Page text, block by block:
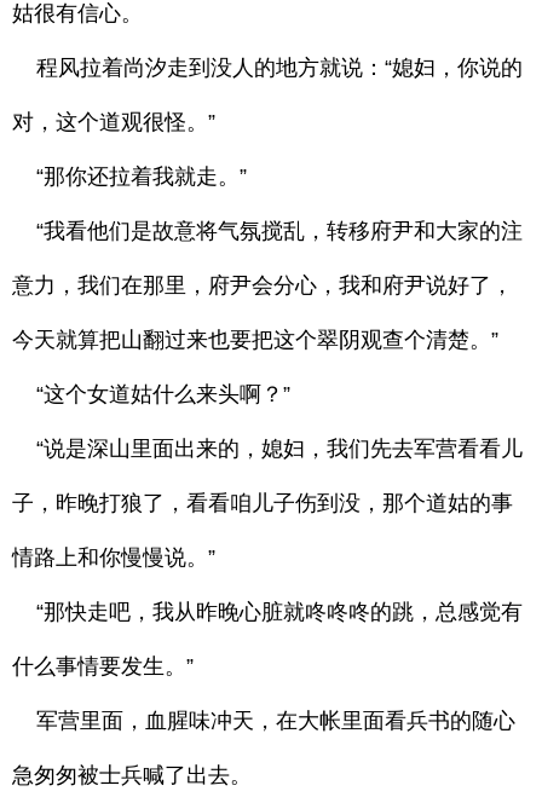
姑很有信心。
程风拉着尚汐走到没人的地方就说：“媳妇，你说的
对，这个道观很怪。”
“那你还拉着我就走。”
“我看他们是故意将气氛搅乱，转移府尹和大家的注
意力，我们在那里，府尹会分心，我和府尹说好了，
今天就算把山翻过来也要把这个翠阴观查个清楚。”
“这个女道姑什么来头啊？”
“说是深山里面出来的，媳妇，我们先去军营看看儿
子，昨晚打狼了，看看咱儿子伤到没，那个道姑的事
情路上和你慢慢说。”
“那快走吧，我从昨晚心脏就咚咚咚的跳，总感觉有
什么事情要发生。”
军营里面，血腥味冲天，在大帐里面看兵书的随心
急匆匆被士兵喊了出去。